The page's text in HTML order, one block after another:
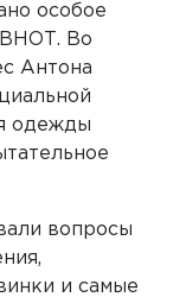
особое
ВНОТ. Во
Антона
одежды
вопросы
и самые